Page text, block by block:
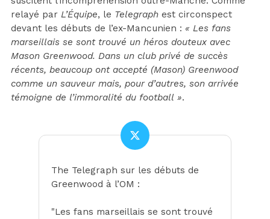
relayé par L’Équipe, le Telegraph est circonspect
devant les débuts de l’ex-Mancunien : « Les fans
marseillais se sont trouvé un héros douteux avec
Mason Greenwood. Dans un club privé de succès
récents, beaucoup ont accepté (Mason) Greenwood
comme un sauveur mais, pour d’autres, son arrivée
témoigne de l’immoralité du football ».
The Telegraph sur les débuts de
Greenwood à l’OM :
"Les fans marseillais se sont trouvé